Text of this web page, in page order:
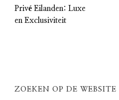
Privé Eilanden: Luxe
en Exclusiviteit
ZOEKEN OP DE WEBSITE